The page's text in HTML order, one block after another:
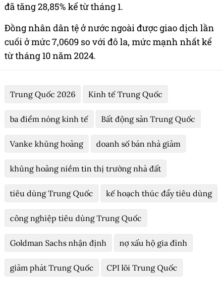
đã tăng 28,85% kể từ tháng 1.
Đồng nhân dân tệ ở nước ngoài được giao dịch lần
cuối ở mức 7,0609 so với đô la, mức mạnh nhất kể
từ tháng 10 năm 2024.
Trung Quốc 2026 Kinh tế Trung Quốc
ba điểm nóng kinh tế Bất động sản Trung Quốc
Vanke khủng hoảng doanh số bán nhà giảm
khủng hoảng niềm tin thị trường nhà đất
tiêu dùng Trung Quốc kế hoạch thúc đẩy tiêu dùng
công nghiệp tiêu dùng Trung Quốc
Goldman Sachs nhận định nợ xấu hộ gia đình
giảm phát Trung Quốc CPI lõi Trung Quốc